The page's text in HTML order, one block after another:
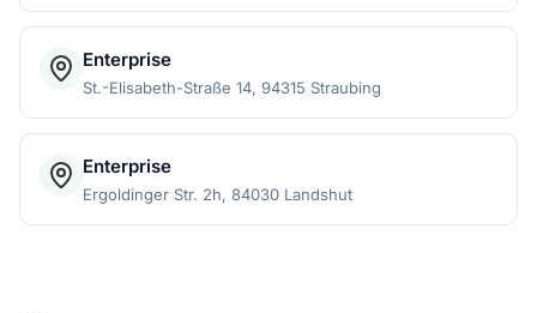
Enterprise
St.-Elisabeth-Straße 14, 94315 Straubing
Enterprise
Ergoldinger Str. 2h, 84030 Landshut